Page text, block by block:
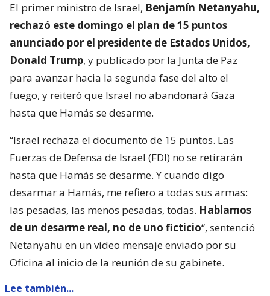
El primer ministro de Israel, Benjamín Netanyahu,
rechazó este domingo el plan de 15 puntos
anunciado por el presidente de Estados Unidos,
Donald Trump, y publicado por la Junta de Paz
para avanzar hacia la segunda fase del alto el
fuego, y reiteró que Israel no abandonará Gaza
hasta que Hamás se desarme.
“Israel rechaza el documento de 15 puntos. Las
Fuerzas de Defensa de Israel (FDI) no se retirarán
hasta que Hamás se desarme. Y cuando digo
desarmar a Hamás, me refiero a todas sus armas:
las pesadas, las menos pesadas, todas. Hablamos
de un desarme real, no de uno ficticio“, sentenció
Netanyahu en un vídeo mensaje enviado por su
Oficina al inicio de la reunión de su gabinete.
Lee también...